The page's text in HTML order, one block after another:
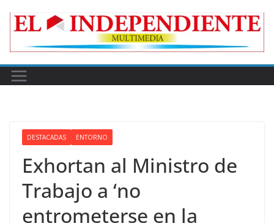
DESTACADAS ENTORNO
Exhortan al Ministro de
Trabajo a ‘no
entrometerse en la